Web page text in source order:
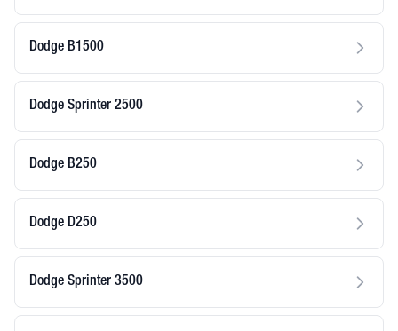
Dodge B1500
Dodge Sprinter 2500
Dodge B250
Dodge D250
Dodge Sprinter 3500